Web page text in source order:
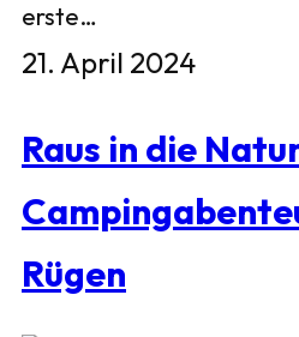
erste…
21. April 2024
Raus in die
Rügen